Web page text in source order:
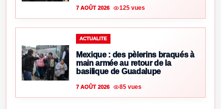
7 AOÛT 2026 125 vues
ACTUALITE
Mexique : des pèlerins braqués à
main armée au retour de la
basilique de Guadalupe
7 AOÛT 2026 85 vues